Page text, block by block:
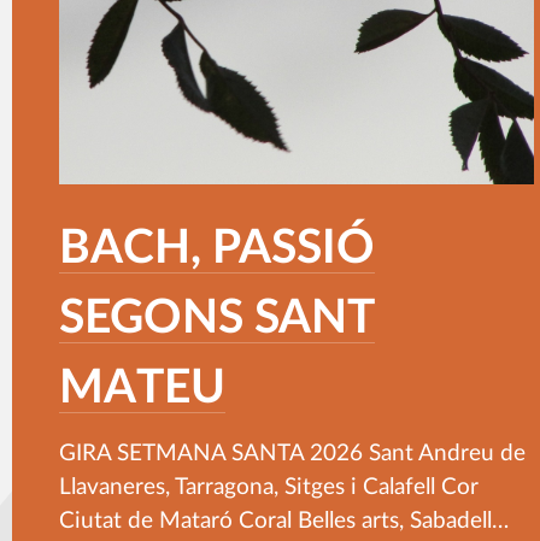
BACH, PASSIÓ
SEGONS SANT
MATEU
GIRA SETMANA SANTA 2026 Sant Andreu de
Llavaneres, Tarragona, Sitges i Calafell Cor
Ciutat de Mataró Coral Belles arts, Sabadell …